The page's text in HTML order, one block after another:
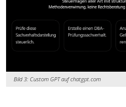
Bild 3: Custom GPT auf chatgpt.com